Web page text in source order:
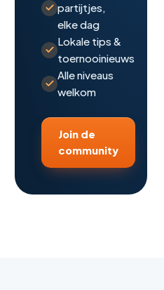
partijtjes,
elke dag
Lokale tips &
toernooinieuws
Alle niveaus
welkom
Join de
community